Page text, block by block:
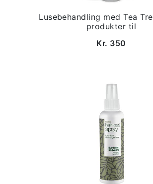
Lusebehandling med Tea
produkter til
Kr. 350